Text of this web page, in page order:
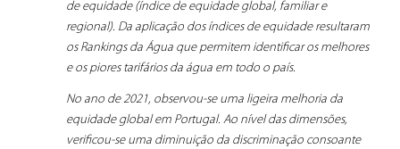
de equidade (índice de equidade global, familiar e
regional). Da aplicação dos índices de equidade resultaram
os Rankings da Água que permitem identificar os melhores
e os piores tarifários da água em todo o país.
No ano de 2021, observou-se uma ligeira melhoria da
equidade global em Portugal. Ao nível das dimensões,
verificou-se uma diminuição da discriminação consoante